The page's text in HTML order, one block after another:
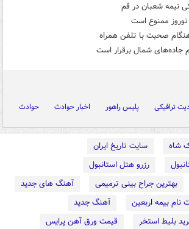
نیمه شعبان در قم
نوروز ممنوع است
جاده‌های شمال برقرار است
ترافیکی پلیس راهور اخبار حوادث حوادث
شاه
سایت تاریخ ایران
رزرو هتل استانبول
بهترین جراح بینی ترمیمی
آهنگ های جدید
نام بیمه اربعین
آهنگ جدید
بلیط استخر
قیمت ورق آهن پرایس